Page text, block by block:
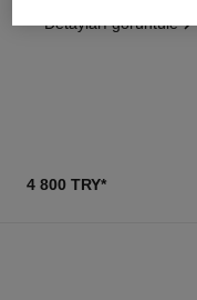
Detayları görüntüle
4 800 TRY*